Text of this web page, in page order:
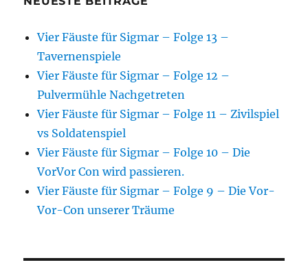
Vier Fäuste für Sigmar – Folge 13 –
Tavernenspiele
Vier Fäuste für Sigmar – Folge 12 –
Pulvermühle Nachgetreten
Vier Fäuste für Sigmar – Folge 11 – Zivilspiel
vs Soldatenspiel
Vier Fäuste für Sigmar – Folge 10 – Die
VorVor Con wird passieren.
Vier Fäuste für Sigmar – Folge 9 – Die Vor-
Vor-Con unserer Träume